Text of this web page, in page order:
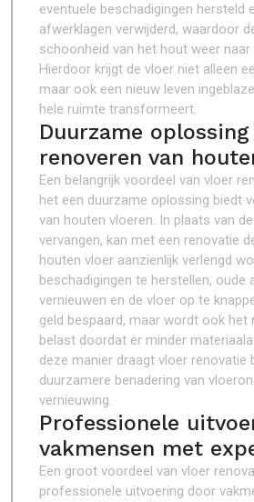
eventuele beschadigingen hersteld
afwerklagen verwijderd, waardoor
schoonheid van het hout weer
Hierdoor krijgt de vloer niet alleen
maar ook een nieuw leven
hele ruimte transformeert.
Duurzame
renoveren van
Een belangrijk voordeel van vloer
het een duurzame oplossing biedt
van houten vloeren. In plaats van
vervangen, kan met een renovatie
houten vloer aanzienlijk verlengd
beschadigingen te herstellen, oude
vernieuwen en de vloer op te
geld bespaard, maar wordt ook het
belast doordat er minder
deze manier draagt vloer renovatie
duurzamere benadering van
vernieuwing.
Professionele
vakmensen met
Een groot voordeel van vloer
professionele uitvoering door